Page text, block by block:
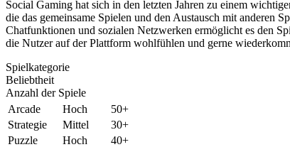
Social Gaming hat sich in den letzten Jahren zu einem
die das gemeinsame Spielen und den Austausch mit anderen
Chatfunktionen und sozialen Netzwerken ermöglicht es den
die Nutzer auf der Plattform wohlfühlen und gerne
Spielkategorie
Beliebtheit
Anzahl der Spiele
Arcade
Hoch
50+
Strategie
Mittel
30+
Puzzle
Hoch
40+